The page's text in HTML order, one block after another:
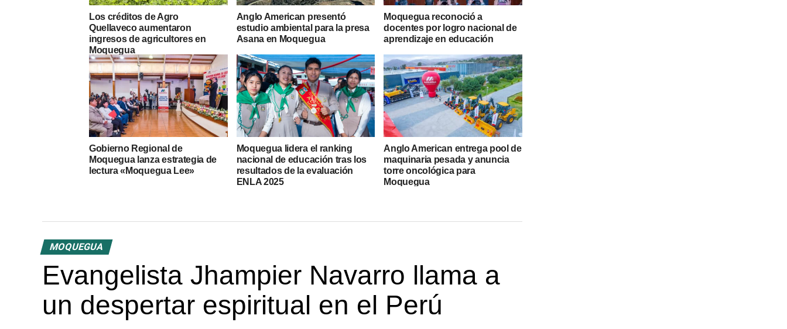
Los créditos de Agro
Quellaveco aumentaron
ingresos de agricultores en
Moquegua
Anglo American presentó
estudio ambiental para la presa
Asana en Moquegua
Moquegua reconoció a
docentes por logro nacional de
aprendizaje en educación
Gobierno Regional de
Moquegua lanza estrategia de
lectura «Moquegua Lee»
Moquegua lidera el ranking
nacional de educación tras los
resultados de la evaluación
ENLA 2025
Anglo American entrega pool de
maquinaria pesada y anuncia
torre oncológica para
Moquegua
MOQUEGUA
Evangelista Jhampier Navarro llama a
un despertar espiritual en el Perú